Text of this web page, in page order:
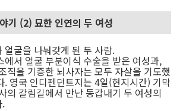
기 (2) 묘한 인연의 두 여성
얼굴을 나눠갖게 된 두 사람.
에서 얼굴 부분이식 수술을 받은 여성과,
직을 기증한 뇌사자는 모두 자살을 기도했
. 영국 인디펜던트지는 4일(현지시간) 기막
의 갈림길에서 만난 동갑내기 두 여성의
.